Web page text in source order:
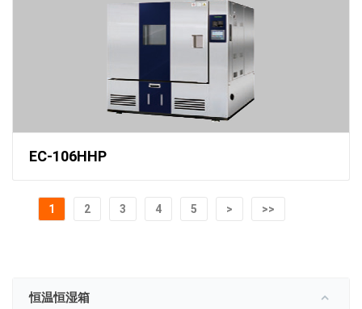
EC-106HHP
1 2 3 4 5 > >>
恒温恒湿箱